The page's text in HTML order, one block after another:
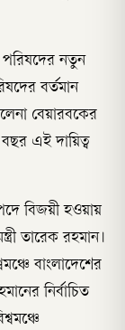
পরিষদের নতুন
বর্তমান
বেয়ারবকের
এই দায়িত্ব
বিজয়ী হওয়ায়
তারেক রহমান।
বাংলাদেশের
নির্বাচিত